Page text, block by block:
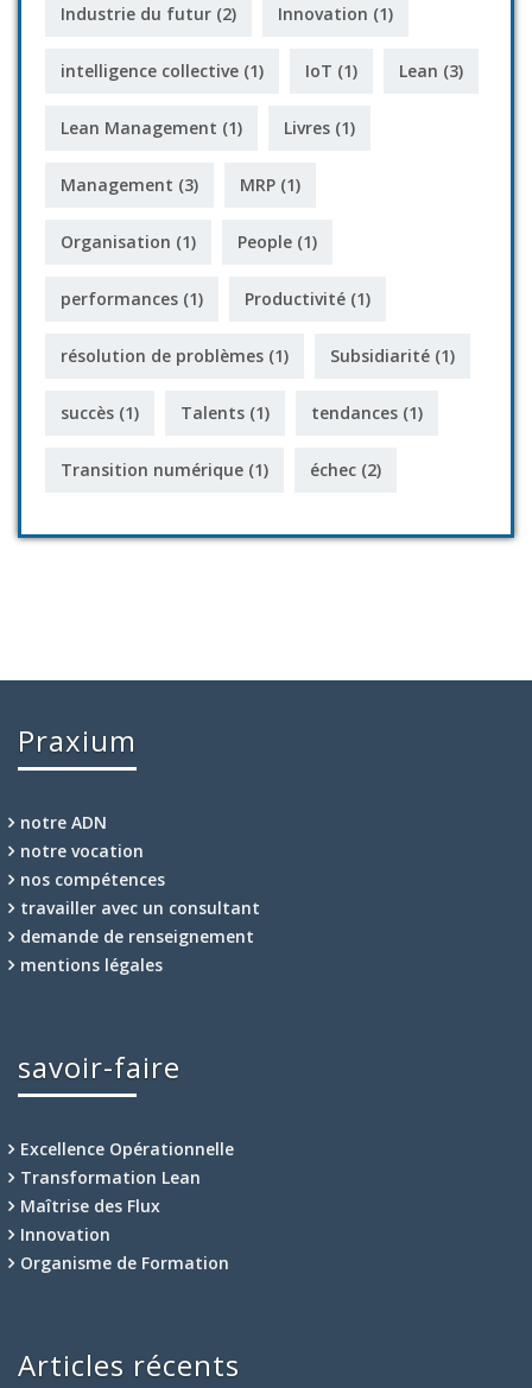
Industrie du futur (2) Innovation (1)
intelligence collective (1) IoT (1) Lean (3)
Lean Management (1) Livres (1)
Management (3) MRP (1)
Organisation (1) People (1)
performances (1) Productivité (1)
résolution de problèmes (1) Subsidiarité (1)
succès (1) Talents (1) tendances (1)
Transition numérique (1) échec (2)
Praxium
notre ADN
notre vocation
nos compétences
travailler avec un consultant
demande de renseignement
mentions légales
savoir-faire
Excellence Opérationnelle
Transformation Lean
Maîtrise des Flux
Innovation
Organisme de Formation
Articles récents